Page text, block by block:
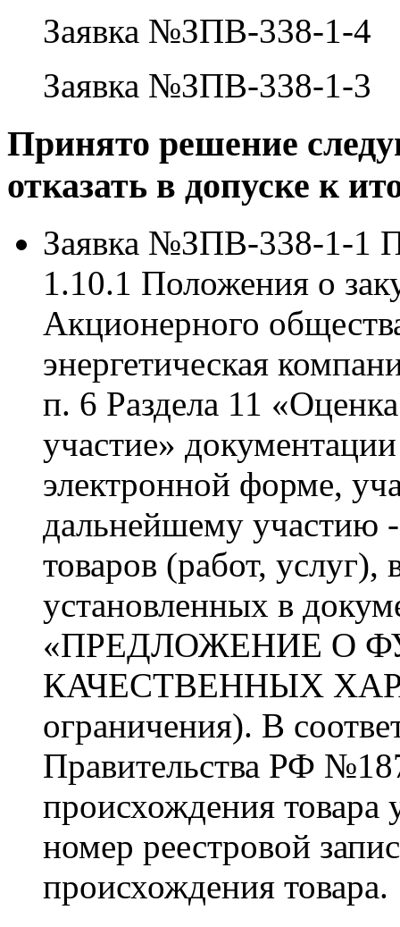
Заявка №ЗПВ-338-1-4
Заявка №ЗПВ-338-1-3
Принято решение
отказать в допуске к
Заявка №ЗПВ-338-1-1
1.10.1 Положения о
Акционерного
энергетическая
п. 6 Раздела 11
участие»
электронной форме,
дальнейшему участию -
товаров (работ, услуг),
установленных в
«ПРЕДЛОЖЕНИЕ О
КАЧЕСТВЕННЫХ
ограничения). В
Правительства РФ
происхождения товара
номер реестровой
происхождения товара.